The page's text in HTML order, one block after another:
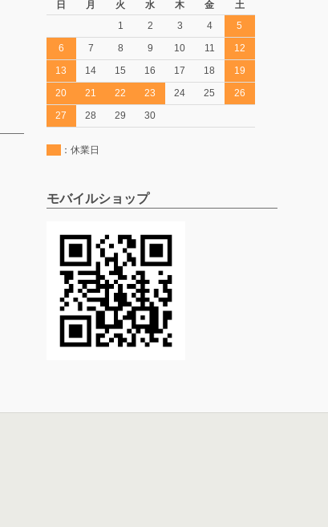
日
月 火 水 木 金
土
1
2 3 4
5
6
7 8 9 10 11
12
13
14 15 16 17 18
19
20
21 22 23 24 25
26
27
28 29 30
：休業日
モバイルショップ